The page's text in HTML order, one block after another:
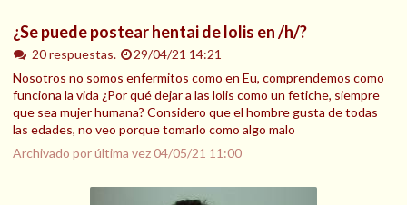
¿Se puede postear hentai de lolis en /h/?
20 respuestas.
29/04/21 14:21
Nosotros no somos enfermitos como en Eu, comprendemos como
funciona la vida ¿Por qué dejar a las lolis como un fetiche, siempre
que sea mujer humana? Considero que el hombre gusta de todas
las edades, no veo porque tomarlo como algo malo
Archivado por última vez04/05/21 11:00